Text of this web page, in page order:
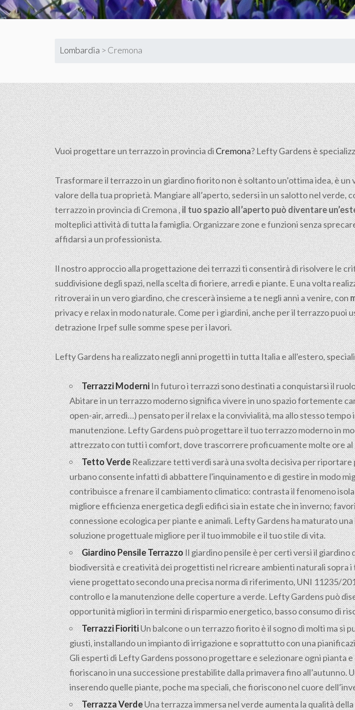
Lombardia > Cremona
Vuoi progettare un terrazzo in provincia diCremona? Lefty Gardens è
Trasformare il terrazzo in un giardino fiorito non è soltanto un’ottima idea, è
valore della tua proprietà. Mangiare all’aperto, sedersi in un salotto nel
terrazzo in provincia di Cremona ,il tuo spazio all’aperto può diventare
molteplici attività di tutta la famiglia. Organizzare zone e funzioni senza
affidarsi a un professionista.
Il nostro approccio alla progettazione dei terrazzi ti consentirà di risolvere le
suddivisione degli spazi, nella scelta di fioriere, arredi e piante. E una volta
ritroverai in un vero giardino, che crescerà insieme a te negli anni a venire, con
privacy e relax in modo naturale. Come per i giardini, anche per il terrazzo
detrazione Irpef sulle somme spese per i lavori.
Lefty Gardens ha realizzato negli anni progetti in tutta Italia e all'estero,
Terrazzi ModerniIn futuro i terrazzi sono destinati a conquistarsi il
Abitare in un terrazzo moderno significa vivere in uno spazio fortemente
open-air, arredi…) pensato per il relax e la convivialità, ma allo stesso
manutenzione. Lefty Gardens può progettare il tuo terrazzo moderno in
attrezzato con tutti i comfort, dove trascorrere proficuamente molte ore al
Tetto VerdeRealizzare tetti verdi sarà una svolta decisiva per
urbano consente infatti di abbattere l'inquinamento e di gestire in modo
contribuisce a frenare il cambiamento climatico: contrasta il fenomeno
migliore efficienza energetica degli edifici sia in estate che in inverno;
connessione ecologica per piante e animali. Lefty Gardens ha maturato
soluzione progettuale migliore per il tuo immobile e il tuo stile di vita.
Giardino Pensile TerrazzoIl giardino pensile è per certi versi il
biodiversità e creatività dei progettisti nel ricreare ambienti naturali sopra
viene progettato secondo una precisa norma di riferimento, UNI 11235/
controllo e la manutenzione delle coperture a verde. Lefty Gardens può
opportunità migliori in termini di risparmio energetico, basso consumo di
Terrazzi FioritiUn balcone o un terrazzo fiorito è il sogno di molti ma si
giusti, installando un impianto di irrigazione e soprattutto con una
Gli esperti di Lefty Gardens possono progettare e selezionare ogni pianta
fioriscano in una successione prestabilite dalla primavera fino
inserendo quelle piante, poche ma speciali, che fioriscono nel cuore
Terrazza VerdeUna terrazza immersa nel verde aumenta la qualità